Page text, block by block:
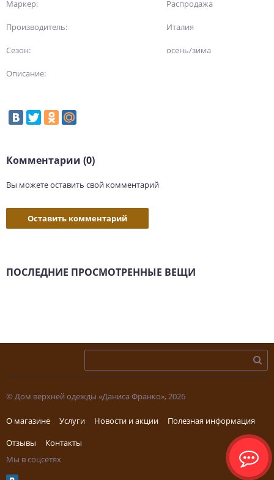
Маркер: Распродажа
Производитель: Италия
Сезон: осень/зима
Описание:
Комментарии (0)
Вы можете оставить свой комментарий
Оставить комментарий
ПОСЛЕДНИЕ ПРОСМОТРЕННЫЕ ВЕЩИ
© Дом верхней одежды «Даниса Франко», 2026
О магазине Услуги Новости и акции
Полезная информация
Отзывы
Контакты
Мы в соцсетях